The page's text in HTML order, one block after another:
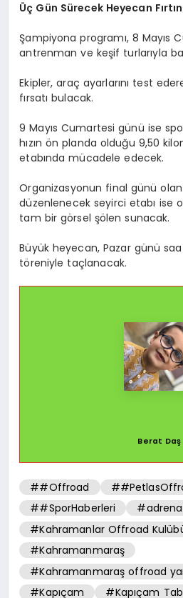
Üç Gün Sürecek Heyecan
Şampiyona programı, 8 Mayıs
antrenman ve keşif turlarıyla
Ekipler, araç ayarlarını test
fırsatı bulacak.
9 Mayıs Cumartesi günü ise
hızın ön planda olduğu 9,50
etabında mücadele edecek.
Organizasyonun final günü olan
düzenlenecek seyirci etabı ise
tam bir görsel şölen sunacak.
Büyük heyecan, Pazar günü
töreniyle taçlanacak.
Berat Daş
##Offroad
##SporHaberleri
#Kahramanlar Offroad
#Kahramanmaraş
#Kahramanmaraş offroad
#Kapıçam
#Kapıçam